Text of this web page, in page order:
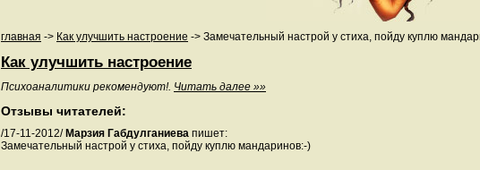
главная -> Как улучшить настроение -> Замечательный настрой у стиха, пойду куплю
Как улучшить настроение
Психоаналитики рекомендуют!. Читать далее »»
Отзывы читателей:
/17-11-2012/ Марзия Габдулганиева пишет:
Замечательный настрой у стиха, пойду куплю мандаринов:-)